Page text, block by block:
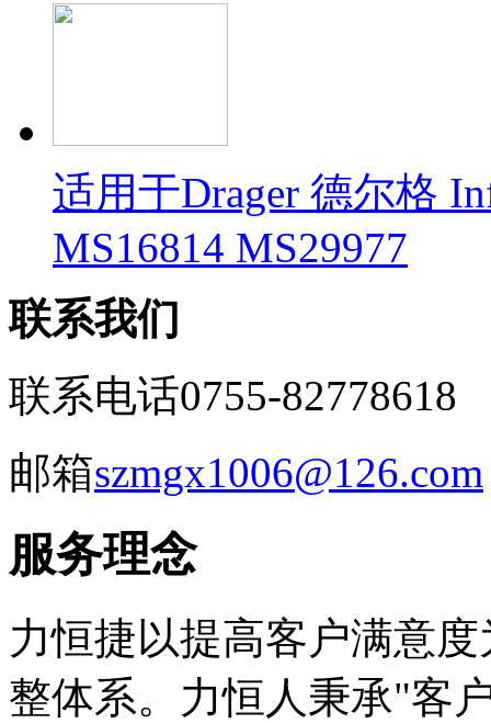
适用于Drager 德尔格
MS16814 MS29977
联系我们
联系电话0755-82778618
邮箱szmgx1006@126.com
服务理念
力恒捷以提高客户满意
整体系。力恒人秉承"客